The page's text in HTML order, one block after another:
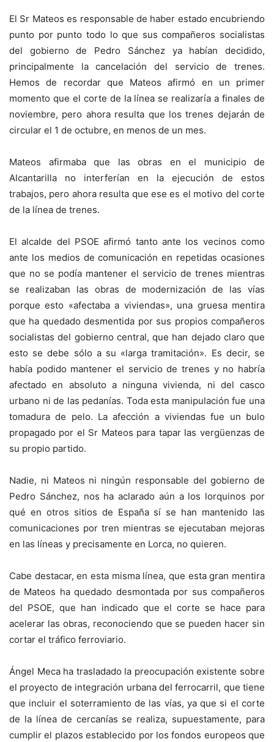
El Sr Mateos es responsable de haber estado encubriendo
punto por punto todo lo que sus compañeros socialistas
del gobierno de Pedro Sánchez ya habían decidido,
principalmente la cancelación del servicio de trenes.
Hemos de recordar que Mateos afirmó en un primer
momento que el corte de la línea se realizaría a finales de
noviembre, pero ahora resulta que los trenes dejarán de
circular el 1 de octubre, en menos de un mes.
Mateos afirmaba que las obras en el municipio de
Alcantarilla no interferían en la ejecución de estos
trabajos, pero ahora resulta que ese es el motivo del corte
de la línea de trenes.
El alcalde del PSOE afirmó tanto ante los vecinos como
ante los medios de comunicación en repetidas ocasiones
que no se podía mantener el servicio de trenes mientras
se realizaban las obras de modernización de las vías
porque esto «afectaba a viviendas», una gruesa mentira
que ha quedado desmentida por sus propios compañeros
socialistas del gobierno central, que han dejado claro que
esto se debe sólo a su «larga tramitación». Es decir, se
había podido mantener el servicio de trenes y no habría
afectado en absoluto a ninguna vivienda, ni del casco
urbano ni de las pedanías. Toda esta manipulación fue una
tomadura de pelo. La afección a viviendas fue un bulo
propagado por el Sr Mateos para tapar las vergüenzas de
su propio partido.
Nadie, ni Mateos ni ningún responsable del gobierno de
Pedro Sánchez, nos ha aclarado aún a los lorquinos por
qué en otros sitios de España sí se han mantenido las
comunicaciones por tren mientras se ejecutaban mejoras
en las líneas y precisamente en Lorca, no quieren.
Cabe destacar, en esta misma línea, que esta gran mentira
de Mateos ha quedado desmontada por sus compañeros
del PSOE, que han indicado que el corte se hace para
acelerar las obras, reconociendo que se pueden hacer sin
cortar el tráfico ferroviario.
Ángel Meca ha trasladado la preocupación existente sobre
el proyecto de integración urbana del ferrocarril, que tiene
que incluir el soterramiento de las vías, ya que si el corte
de la línea de cercanías se realiza, supuestamente, para
cumplir el plazos establecido por los fondos europeos que